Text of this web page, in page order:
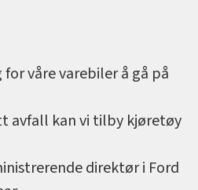
våre varebiler å gå på
avfall kan vi tilby kjøretøy
direktør i Ford